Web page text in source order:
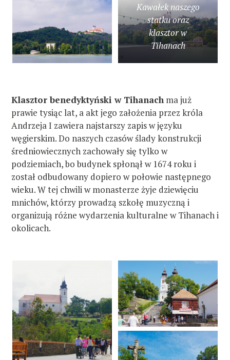
Kawałek naszego
statku oraz
klasztor w
Tihanach
Klasztor benedyktyński w Tihanach ma już
prawie tysiąc lat, a akt jego założenia przez króla
Andrzeja I zawiera najstarszy zapis w języku
węgierskim. Do naszych czasów ślady konstrukcji
średniowiecznych zachowały się tylko w
podziemiach, bo budynek spłonął w 1674 roku i
został odbudowany dopiero w połowie następnego
wieku. W tej chwili w monasterze żyje dziewięciu
mnichów, którzy prowadzą szkołę muzyczną i
organizują różne wydarzenia kulturalne w Tihanach i
okolicach.